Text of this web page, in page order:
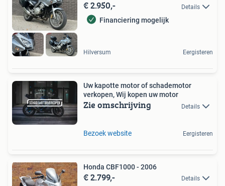
€ 2.950,- Details
Financiering mogelijk
Hilversum Eergisteren
Uw kapotte motor of schademotor
verkopen, Wij kopen uw motor
Zie omschrijving Details
Bezoek website Eergisteren
Honda CBF1000 - 2006
€ 2.799,- Details